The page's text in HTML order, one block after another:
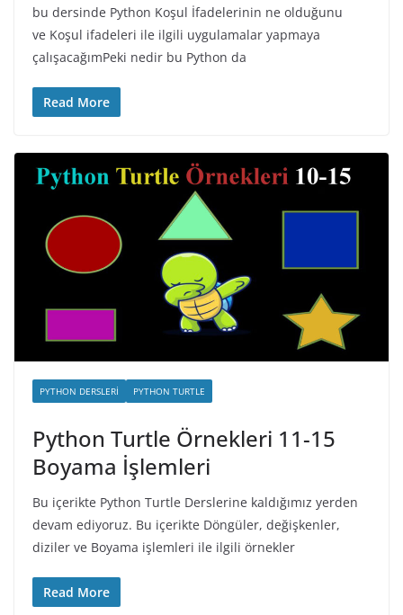
bu dersinde Python Koşul İfadelerinin ne olduğunu
ve Koşul ifadeleri ile ilgili uygulamalar yapmaya
çalışacağımPeki nedir bu Python da
Read More
PYTHON DERSLERI PYTHON TURTLE
Python Turtle Örnekleri 11-15
Boyama İşlemleri
Bu içerikte Python Turtle Derslerine kaldığımız yerden
devam ediyoruz. Bu içerikte Döngüler, değişkenler,
diziler ve Boyama işlemleri ile ilgili örnekler
Read More